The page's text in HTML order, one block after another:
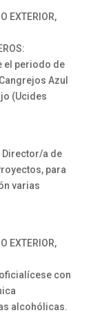
EXTERIOR,
el periodo de
Azul
(Ucides
Director/a de
para
varias
EXTERIOR,
con
alcohólicas.